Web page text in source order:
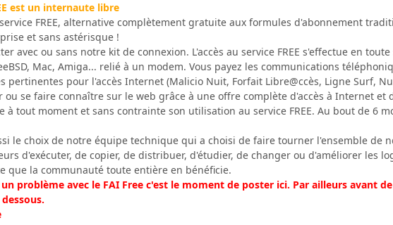
est un internaute libre
FREE, alternative complètement gratuite aux formules d'abonnement
et sans astérisque !
avec ou sans notre kit de connexion. L'accès au service FREE s'effectue en
Mac, Amiga... relié à un modem. Vous payez les communications
pertinentes pour l'accès Internet (Malicio Nuit, Forfait Libre@ccès, Ligne Surf,
ou se faire connaître sur le web grâce à une offre complète d'accès à Internet et
à tout moment et sans contrainte son utilisation au service FREE. Au bout de 6
le choix de notre équipe technique qui a choisi de faire tourner l'ensemble de
d'exécuter, de copier, de distribuer, d'étudier, de changer ou d'améliorer les
que la communauté toute entière en bénéficie.
problème avec le FAI Free c'est le moment de poster ici. Par ailleurs avant